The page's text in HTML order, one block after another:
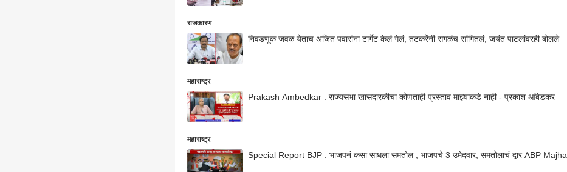
राजकारण
निवडणूक जवळ येताच अजित पवारांना टार्गेट केलं गेलं; तटकरेंनी सगळंच सांगितलं, जयंत पाटलांवरही बोलले
महाराष्ट्र
Prakash Ambedkar : राज्यसभा खासदारकीचा कोणताही प्रस्ताव माझ्याकडे नाही - प्रकाश आंबेडकर
महाराष्ट्र
Special Report BJP : भाजपनं कसा साधला समतोल , भाजपचे 3 उमेदवार, समतोलाचं द्वार ABP Majha